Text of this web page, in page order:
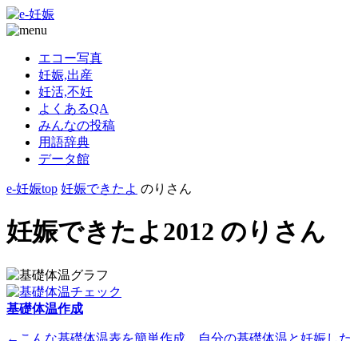
エコー写真
妊娠,出産
妊活,不妊
よくあるQA
みんなの投稿
用語辞典
データ館
e-妊娠top 妊娠できたよ のりさん
妊娠できたよ2012 のりさん
基礎体温作成
←こんな基礎体温表を簡単作成。自分の基礎体温と妊娠した